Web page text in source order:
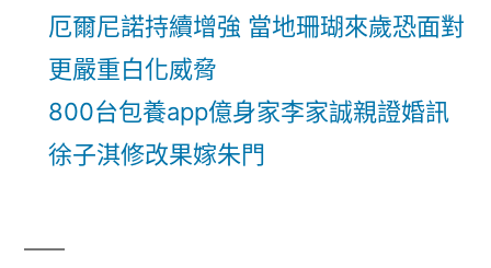
厄爾尼諾持續增強 當地珊瑚來歲恐面對
更嚴重白化威脅
800台包養app億身家李家誠親證婚訊
徐子淇修改果嫁朱門